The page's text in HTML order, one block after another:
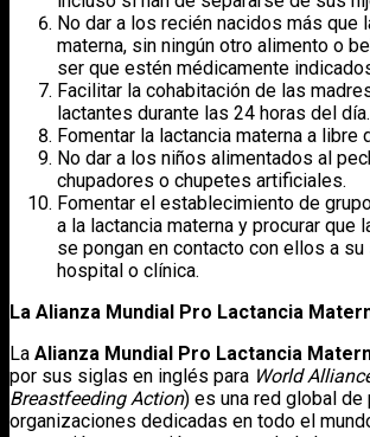
No dar a los recién nacidos más que
materna, sin ningún otro alimento o
ser que estén médicamente
Facilitar la cohabitación de las
lactantes durante las 24 horas del día.
Fomentar la lactancia materna a libre
No dar a los niños alimentados al
chupadores o chupetes artificiales.
Fomentar el establecimiento de
a la lactancia materna y procurar que
se pongan en contacto con ellos a
hospital o clínica.
La Alianza Mundial Pro Lactancia
La Alianza Mundial Pro Lactancia
por sus siglas en inglés para World
Breastfeeding Action) es una red global de
organizaciones dedicadas en todo el